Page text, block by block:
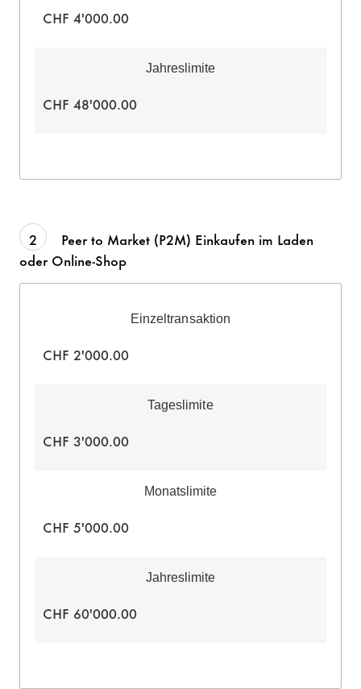
CHF 4'000.00
Jahreslimite
CHF 48'000.00
2
Peer to Market (P2M) Einkaufen im Laden
oder Online-Shop
Einzeltransaktion
CHF 2'000.00
Tageslimite
CHF 3'000.00
Monatslimite
CHF 5'000.00
Jahreslimite
CHF 60'000.00